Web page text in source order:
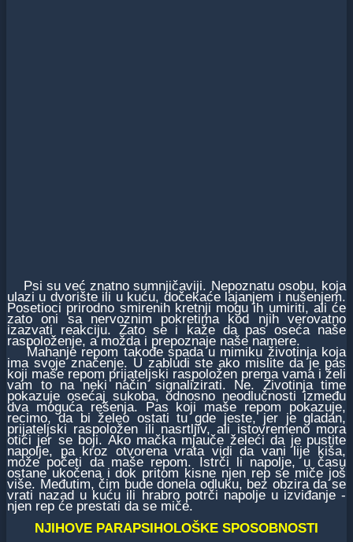
Psi su već znatno sumnjičaviji. Nepoznatu osobu, koja
ulazi u dvorište ili u kuću, dočekaće lajanjem i nušenjem.
Posetioci prirodno smirenih kretnji mogu ih umiriti, ali će
zato oni sa nervoznim pokretima kod njih verovatno
izazvati reakciju. Zato se i kaže da pas oseća naše
raspoloženje, a možda i prepoznaje naše namere.
Mahanje repom takođe spada u mimiku životinja koja
ima svoje značenje. U zabludi ste ako mislite da je pas
koji maše repom prijateljski raspoložen prema vama i želi
vam to na neki način signalizirati. Ne. Životinja time
pokazuje osećaj sukoba, odnosno neodlučnosti između
dva moguća rešenja. Pas koji maše repom pokazuje,
recimo, da bi želeo ostati tu gde jeste, jer je gladan,
prijateljski raspoložen ili nasrtljiv, ali istovremeno mora
otići jer se boji. Ako mačka mjauče želeći da je pustite
napolje, pa kroz otvorena vrata vidi da vani lije kiša,
može početi da maše repom. Istrči li napolje, u času
ostane ukočena i dok pritom kisne njen rep se miče još
više. Međutim, čim bude donela odluku, bez obzira da se
vrati nazad u kuću ili hrabro potrči napolje u izviđanje -
njen rep će prestati da se miče.
NJIHOVE PARAPSIHOLOŠKE SPOSOBNOSTI